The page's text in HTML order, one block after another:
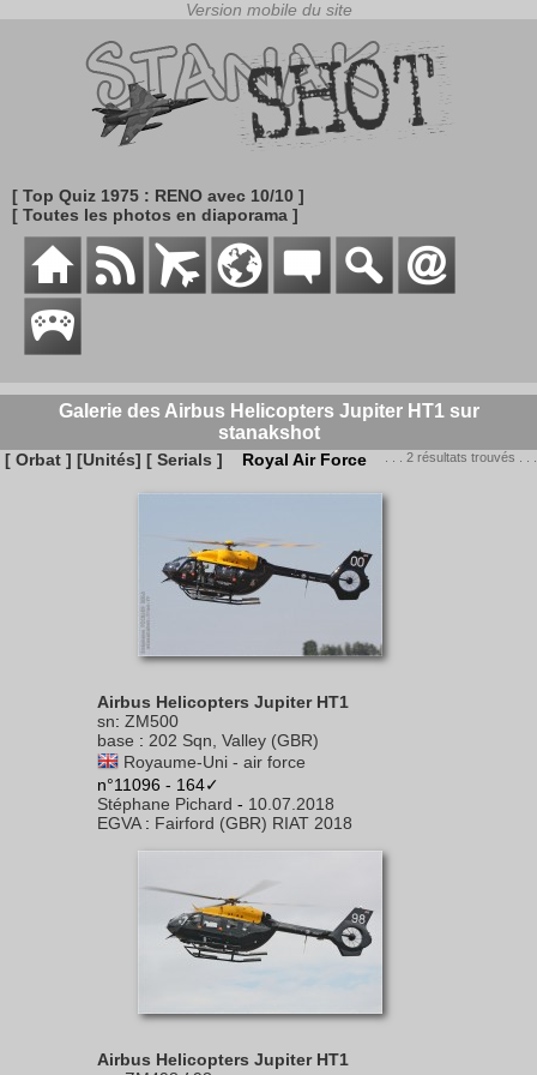
[ Top Quiz 1975 : RENO avec 10/10 ]
[ Toutes les photos en diaporama ]
Galerie des Airbus Helicopters Jupiter HT1 sur
stanakshot
[ Orbat ] [Unités] [ Serials ] Royal Air Force . . . 2 résultats trouvés . . .
Airbus Helicopters Jupiter HT1
sn: ZM500
base : 202 Sqn, Valley (GBR)
Royaume-Uni - air force
n°11096 - 164✓
Stéphane Pichard - 10.07.2018
EGVA: Fairford (GBR) RIAT 2018
Airbus Helicopters Jupiter HT1